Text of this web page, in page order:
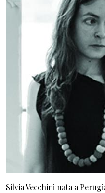
Silvia Vecchini nata a